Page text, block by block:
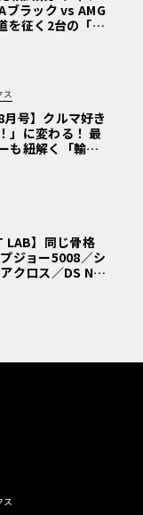
ウィングを備え
約5倍に達する。
精密なドライビ
上レースとの完
ズカップに参戦し
く反映されてい
光沢の専用ペイ
ア部分はブラッ
ロメオのエンブレ
ブラック vs AMG
を征く2台の「対
ス
月号】クルマ好き
」に変わる！ 最
も紐解く「輸入
LAB】同じ骨格
ジョー5008／シ
クロス／DS Nº4
ポート